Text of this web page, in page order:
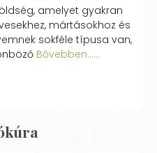
amelyet gyakran
mártásokhoz és
sokféle típusa van,
Bővebben...…